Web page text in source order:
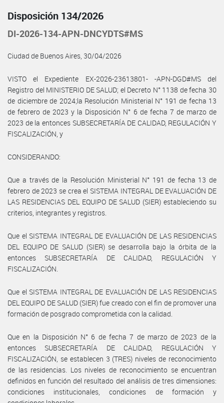
Disposición 134/2026
DI-2026-134-APN-DNCYDTS#MS
Ciudad de Buenos Aires, 30/04/2026
VISTO el Expediente EX-2026-23613801- -APN-DGD#MS del
Registro del MINISTERIO DE SALUD; el Decreto N° 1138 de fecha 30
de diciembre de 2024;la Resolución Ministerial N° 191 de fecha 13
de febrero de 2023 y la Disposición N° 6 de fecha 7 de marzo de
2023 de la entonces SUBSECRETARÍA DE CALIDAD, REGULACIÓN Y
FISCALIZACIÓN, y
CONSIDERANDO:
Que a través de la Resolución Ministerial N° 191 de fecha 13 de
febrero de 2023 se crea el SISTEMA INTEGRAL DE EVALUACIÓN DE
LAS RESIDENCIAS DEL EQUIPO DE SALUD (SIER) estableciendo su
criterios, integrantes y registros.
Que el SISTEMA INTEGRAL DE EVALUACIÓN DE LAS RESIDENCIAS
DEL EQUIPO DE SALUD (SIER) se desarrolla bajo la órbita de la
entonces SUBSECRETARÍA DE CALIDAD, REGULACIÓN Y
FISCALIZACIÓN.
Que el SISTEMA INTEGRAL DE EVALUACIÓN DE LAS RESIDENCIAS
DEL EQUIPO DE SALUD (SIER) fue creado con el fin de promover una
formación de posgrado comprometida con la calidad.
Que en la Disposición N° 6 de fecha 7 de marzo de 2023 de la
entonces SUBSECRETARÍA DE CALIDAD, REGULACIÓN Y
FISCALIZACIÓN, se establecen 3 (TRES) niveles de reconocimiento
de las residencias. Los niveles de reconocimiento se encuentran
definidos en función del resultado del análisis de tres dimensiones:
condiciones institucionales, condiciones de formación y